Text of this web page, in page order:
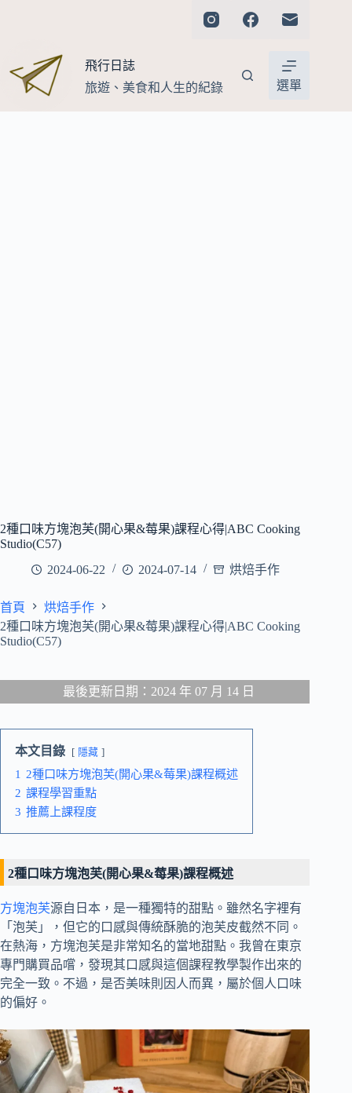
飛行日誌
旅遊、美食和人生的紀錄
選單
2種口味方塊泡芙(開心果&莓果)課程心得|ABC Cooking
Studio(C57)
2024-06-22
2024-07-14 烘焙手作
首頁
烘焙手作
2種口味方塊泡芙(開心果&莓果)課程心得|ABC Cooking
Studio(C57)
最後更新日期：2024 年 07 月 14 日
本文目錄 隱藏
1 2種口味方塊泡芙(開心果&莓果)課程概述
2 課程學習重點
3 推薦上課程度
2種口味方塊泡芙(開心果&莓果)課程概述
方塊泡芙源自日本，是一種獨特的甜點。雖然名字裡有
「泡芙」，但它的口感與傳統酥脆的泡芙皮截然不同。
在熱海，方塊泡芙是非常知名的當地甜點。我曾在東京
專門購買品嚐，發現其口感與這個課程教學製作出來的
完全一致。不過，是否美味則因人而異，屬於個人口味
的偏好。